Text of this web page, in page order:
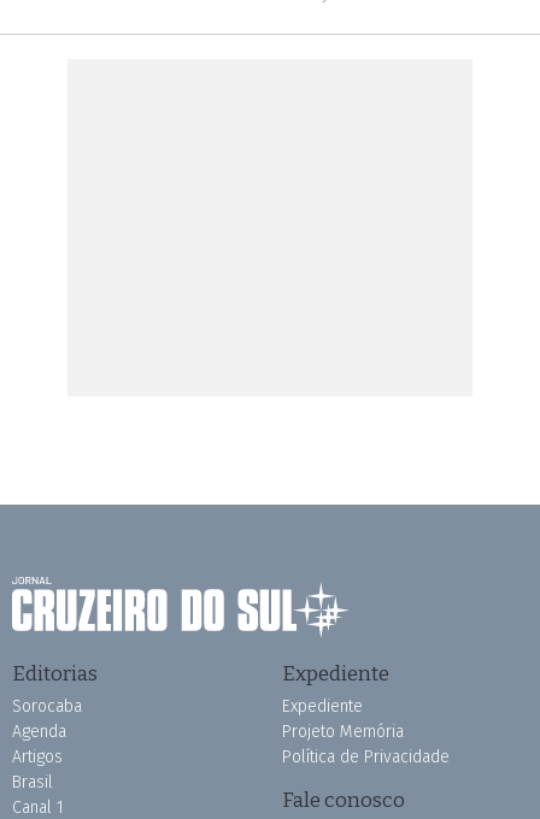
Editorias
Sorocaba
Agenda
Artigos
Brasil
Canal 1
Expediente
Expediente
Projeto Memória
Política de Privacidade
Fale conosco